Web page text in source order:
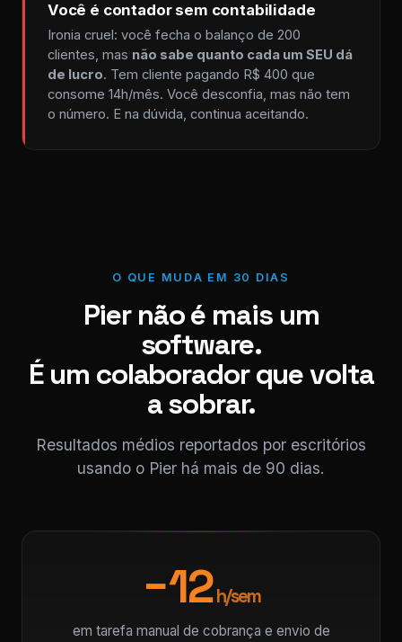
Você é contador sem contabilidade
Ironia cruel: você fecha o balanço de 200
clientes, mas não sabe quanto cada um SEU dá
de lucro. Tem cliente pagando R$ 400 que
consome 14h/mês. Você desconfia, mas não tem
o número. E na dúvida, continua aceitando.
O QUE MUDA EM 30 DIAS
Pier não é mais um
software.
É um colaborador que volta
a sobrar.
Resultados médios reportados por escritórios
usando o Pier há mais de 90 dias.
−12h/sem
em tarefa manual de cobrança e envio de